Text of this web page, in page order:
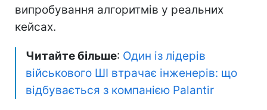
випробування алгоритмів у реальних
кейсах.
Читайте більше: Один із лідерів
військового ШІ втрачає інженерів: що
відбувається з компанією Palantir